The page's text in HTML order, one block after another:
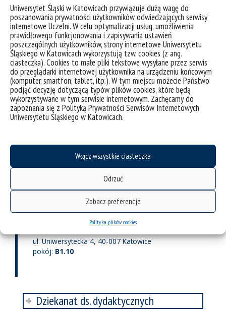
Uniwersytet Śląski w Katowicach przywiązuje dużą wagę do
poszanowania prywatności użytkowników odwiedzających serwisy
internetowe Uczelni. W celu optymalizacji usług, umożliwienia
prawidłowego funkcjonowania i zapisywania ustawień
poszczególnych użytkowników, strony internetowe Uniwersytetu
Śląskiego w Katowicach wykorzystują tzw. cookies (z ang.
ciasteczka). Cookies to małe pliki tekstowe wysyłane przez serwis
do przeglądarki internetowej użytkownika na urządzeniu końcowym
(komputer, smartfon, tablet, itp.). W tym miejscu możecie Państwo
podjąć decyzję dotyczącą typów plików cookies, które będą
wykorzystywane w tym serwisie internetowym. Zachęcamy do
zapoznania się z Polityką Prywatności Serwisów Internetowych
Uniwersytetu Śląskiego w Katowicach.
Włącz wszystkie ciasteczka
Odrzuć
Zobacz preferencje
Polityka plików cookies
e-mail: mikolaj.marcela@us.edu.pl
ul. Uniwersytecka 4, 40-007 Katowice
pokój:A2.6
Harmonogramy
zajęć
sesji
Dziekanat ds.
studenckich
mgr Anna Gąska
anna.gaska@us.edu.pl
ul. Uniwersytecka 4, 40-007 Katowice
pokój: B1.10
Dziekanat ds. dydaktycznych